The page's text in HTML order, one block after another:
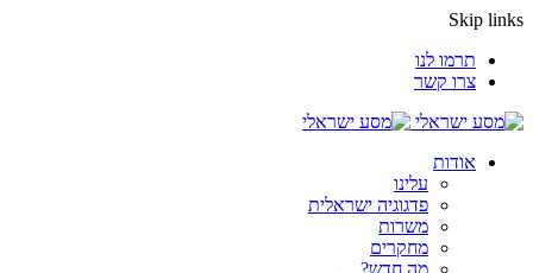
Skip links
תרמו לנו
צרו קשר
אודות
עלינו
פדגוגיה ישראלית
משרות
מחקרים
מה חדש?